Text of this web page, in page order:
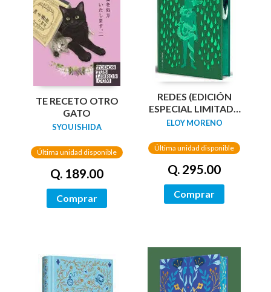
TE RECETO OTRO
GATO
SYOU ISHIDA
Última unidad disponible
Q. 189.00
Comprar
REDES (EDICIÓN
ESPECIAL LIMITADA
GUARDAS DRAGÓN)
ELOY MORENO
Última unidad disponible
Q. 295.00
Comprar